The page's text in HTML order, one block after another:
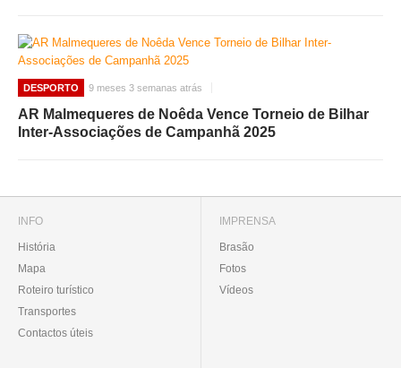
DESPORTO 9 meses 3 semanas atrás
AR Malmequeres de Noêda Vence Torneio de Bilhar
Inter-Associações de Campanhã 2025
INFO
História
Mapa
Roteiro turístico
Transportes
Contactos úteis
IMPRENSA
Brasão
Fotos
Vídeos